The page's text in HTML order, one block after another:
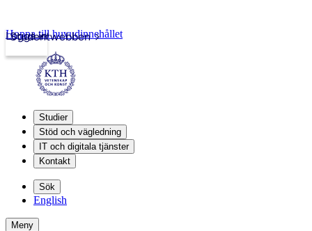
Studentwebben
Logga in
Hoppa till huvudinnehållet
Studier
Stöd och vägledning
IT och digitala tjänster
Kontakt
Sök
English
Meny